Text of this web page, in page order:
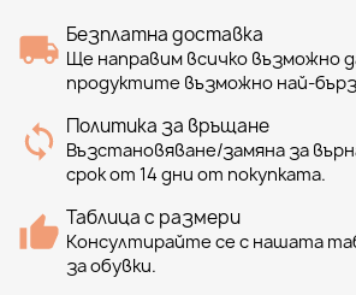
Безплатна доставка
Ще направим всичко възможно
продуктите възможно най-
Политика за връщане
Възстановяване/замяна за
срок от 14 дни от покупката.
Таблица с размери
Консултирайте се с нашата
за обувки.